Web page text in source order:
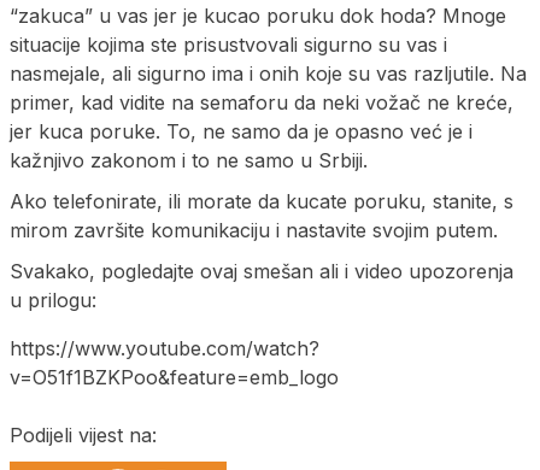
“zakuca” u vas jer je kucao poruku dok hoda? Mnoge
situacije kojima ste prisustvovali sigurno su vas i
nasmejale, ali sigurno ima i onih koje su vas razljutile. Na
primer, kad vidite na semaforu da neki vožač ne kreće,
jer kuca poruke. To, ne samo da je opasno već je i
kažnjivo zakonom i to ne samo u Srbiji.
Ako telefonirate, ili morate da kucate poruku, stanite, s
mirom završite komunikaciju i nastavite svojim putem.
Svakako, pogledajte ovaj smešan ali i video upozorenja
u prilogu:
https://www.youtube.com/watch?
v=O51f1BZKPoo&feature=emb_logo
Podijeli vijest na: